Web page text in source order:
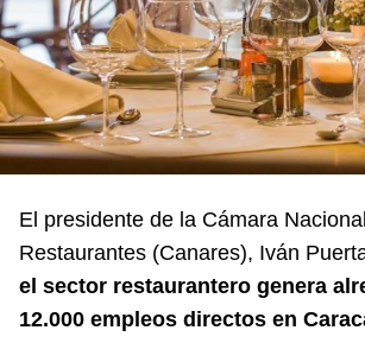
El presidente de la Cámara
Restaurantes (Canares), Iván
el sector restaurantero genera
12.000 empleos directos en